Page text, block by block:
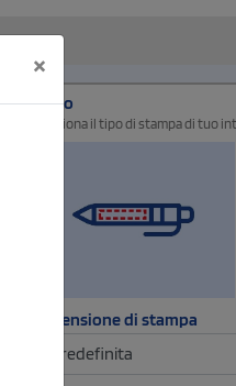
Retro
Seleziona il tipo di stampa di tuo
Dimensione di stampa
×